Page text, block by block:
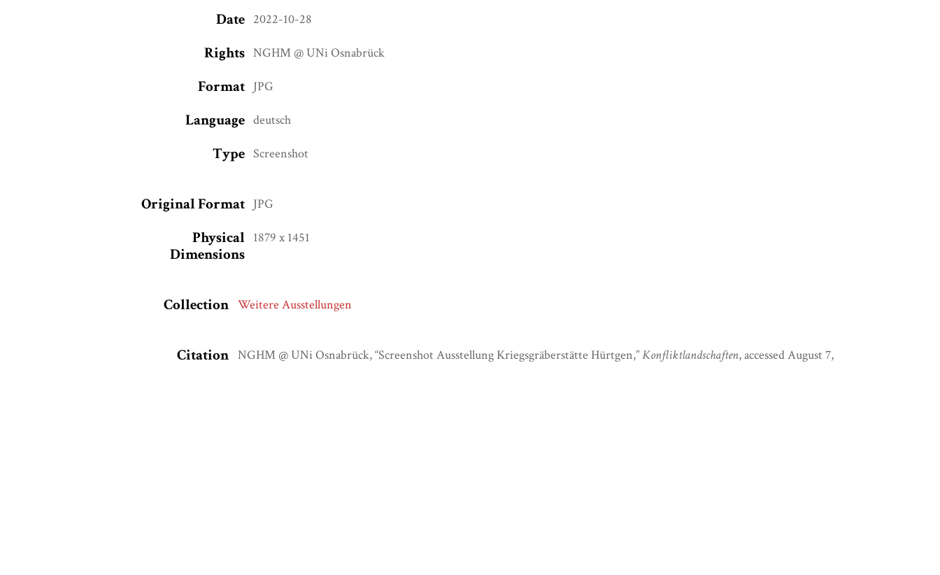
Date 2022-10-28
Rights NGHM @ UNi Osnabrück
Format JPG
Language deutsch
Type Screenshot
Original Format JPG
Physical
Dimensions
1879 x 1451
Collection Weitere Ausstellungen
Citation NGHM @ UNi Osnabrück, “Screenshot Ausstellung Kriegsgräberstätte Hürtgen,”Konfliktlandschaften, accessed August 7,